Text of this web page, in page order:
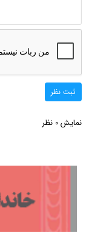
ثبت نظر
نمایش 0 نظر